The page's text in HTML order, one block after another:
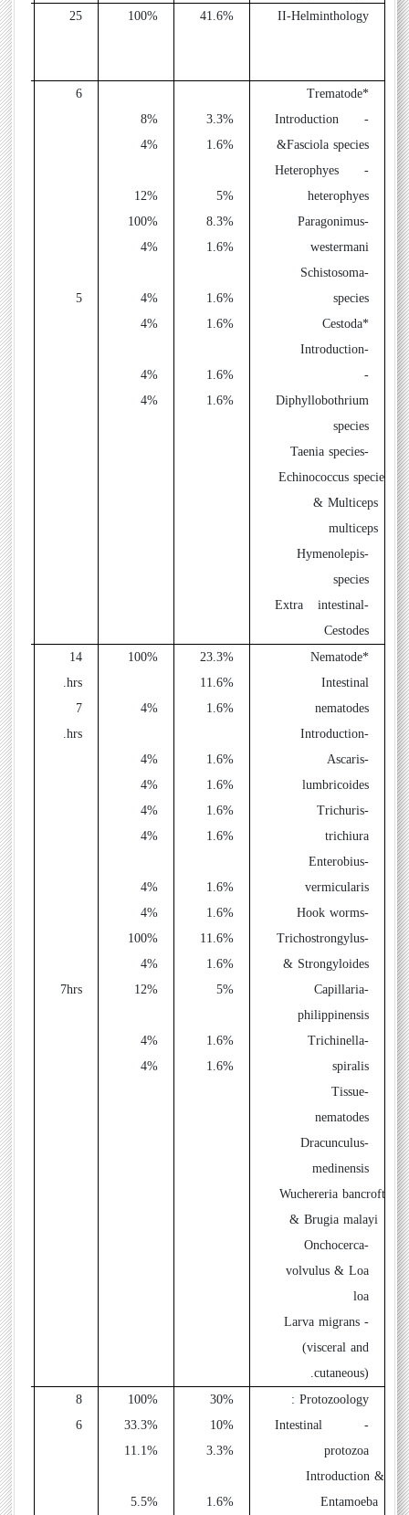
II-Helminthology
41.6%
100%
25
*Trematode
- Introduction
&Fasciola species
- Heterophyes
heterophyes
-Paragonimus
westermani
-Schistosoma
species
*Cestoda
-Introduction
-
Diphyllobothrium
species
-Taenia species
-Echinococcus species
& Multiceps
multiceps
-Hymenolepis
species
-Extra intestinal
Cestodes
3.3%
1.6%
5%
8.3%
1.6%
1.6%
1.6%
1.6%
1.6%
8%
4%
12%
100%
4%
4%
4%
4%
4%
6
5
2
1
3
1
1
1
1
1
*Nematode
Intestinal
nematodes
-Introduction
-Ascaris
lumbricoides
-Trichuris
trichiura
-Enterobius
vermicularis
-Hook worms
-Trichostrongylus
& Strongyloides
-
Capillaria
philippinensis
-Trichinella
spiralis
-Tissue
nematodes
-Dracunculus
medinensis
-Wuchereria bancrofti
& Brugia malayi
-Onchocerca
volvulus & Loa
loa
- Larva migrans
(visceral and
cutaneous).
23.3%
11.6%
1.6%
1.6%
1.6%
1.6%
1.6%
1.6%
1.6%
11.6%
1.6%
5%
1.6%
1.6%
100%
4%
4%
4%
4%
4%
4%
4%
100%
4%
12%
4%
4%
14
hrs.
7
hrs.
7hrs
1
1
1
1
1
1
1
1
3
1
1
Protozoology :
- Intestinal
protozoa
- Introduction &
Entamoeba
30%
10%
3.3%
1.6%
100%
33.3%
11.1%
5.5%
8
6
2
1